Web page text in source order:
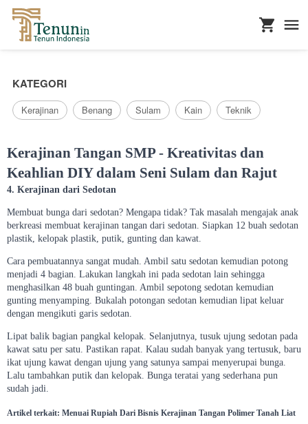
KATEGORI
Kerajinan Benang Sulam Kain Teknik
Kerajinan Tangan SMP - Kreativitas dan
Keahlian DIY dalam Seni Sulam dan Rajut
4. Kerajinan dari Sedotan
Membuat bunga dari sedotan? Mengapa tidak? Tak masalah mengajak anak
berkreasi membuat kerajinan tangan dari sedotan. Siapkan 12 buah sedotan
plastik, kelopak plastik, putik, gunting dan kawat.
Cara pembuatannya sangat mudah. Ambil satu sedotan kemudian potong
menjadi 4 bagian. Lakukan langkah ini pada sedotan lain sehingga
menghasilkan 48 buah guntingan. Ambil sepotong sedotan kemudian
gunting menyamping. Bukalah potongan sedotan kemudian lipat keluar
dengan mengikuti garis sedotan.
Lipat balik bagian pangkal kelopak. Selanjutnya, tusuk ujung sedotan pada
kawat satu per satu. Pastikan rapat. Kalau sudah banyak yang tertusuk, baru
ikat ujung kawat dengan ujung yang satunya sampai menyerupai bunga.
Lalu tambahkan putik dan kelopak. Bunga teratai yang sederhana pun
sudah jadi.
Artikel terkait: Menuai Rupiah Dari Bisnis Kerajinan Tangan Polimer Tanah Liat